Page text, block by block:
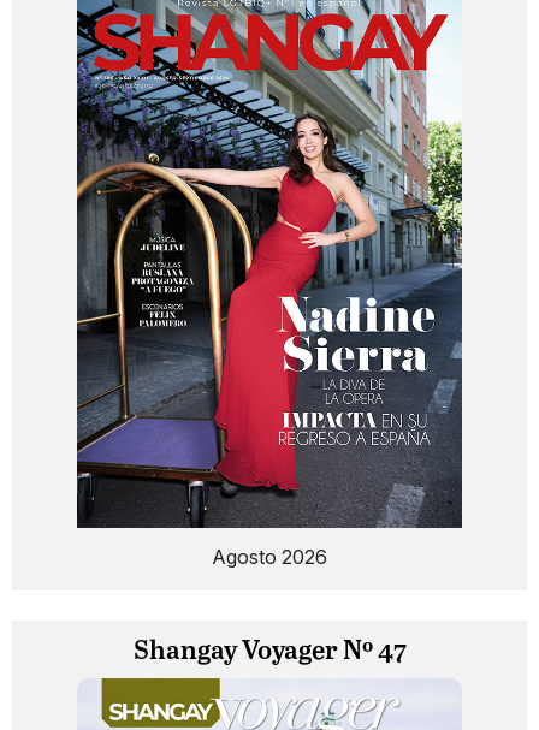
Agosto 2026
Shangay Voyager Nº 47